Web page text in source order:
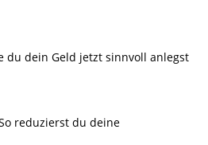
du dein Geld jetzt sinnvoll anlegst
reduzierst du deine